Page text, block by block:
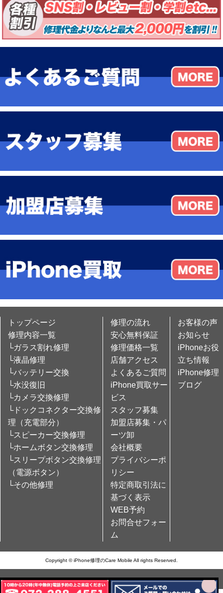
トップページ
修理内容一覧
└ガラス割れ修理
└液晶修理
└バッテリー交換
└水没復旧
└カメラ交換修理
└ドックコネクター交換修
理（充電部分）
└スピーカー交換修理
└ホームボタン交換修理
└スリープボタン交換修理
（電源ボタン）
└その他修理
修理の流れ
安心無料保証
修理価格一覧
店舗アクセス
よくあるご質問
iPhone買取サー
ビス
スタッフ募集
加盟店募集・パ
ーツ卸
会社概要
プライバシーポ
リシー
特定商取引法に
基づく表示
WEB予約
お問合せフォー
ム
お客様の声
お知らせ
iPhoneお役
立ち情報
iPhone修理
ブログ
Copyright © iPhone修理のCare Mobile All rights Reserved.